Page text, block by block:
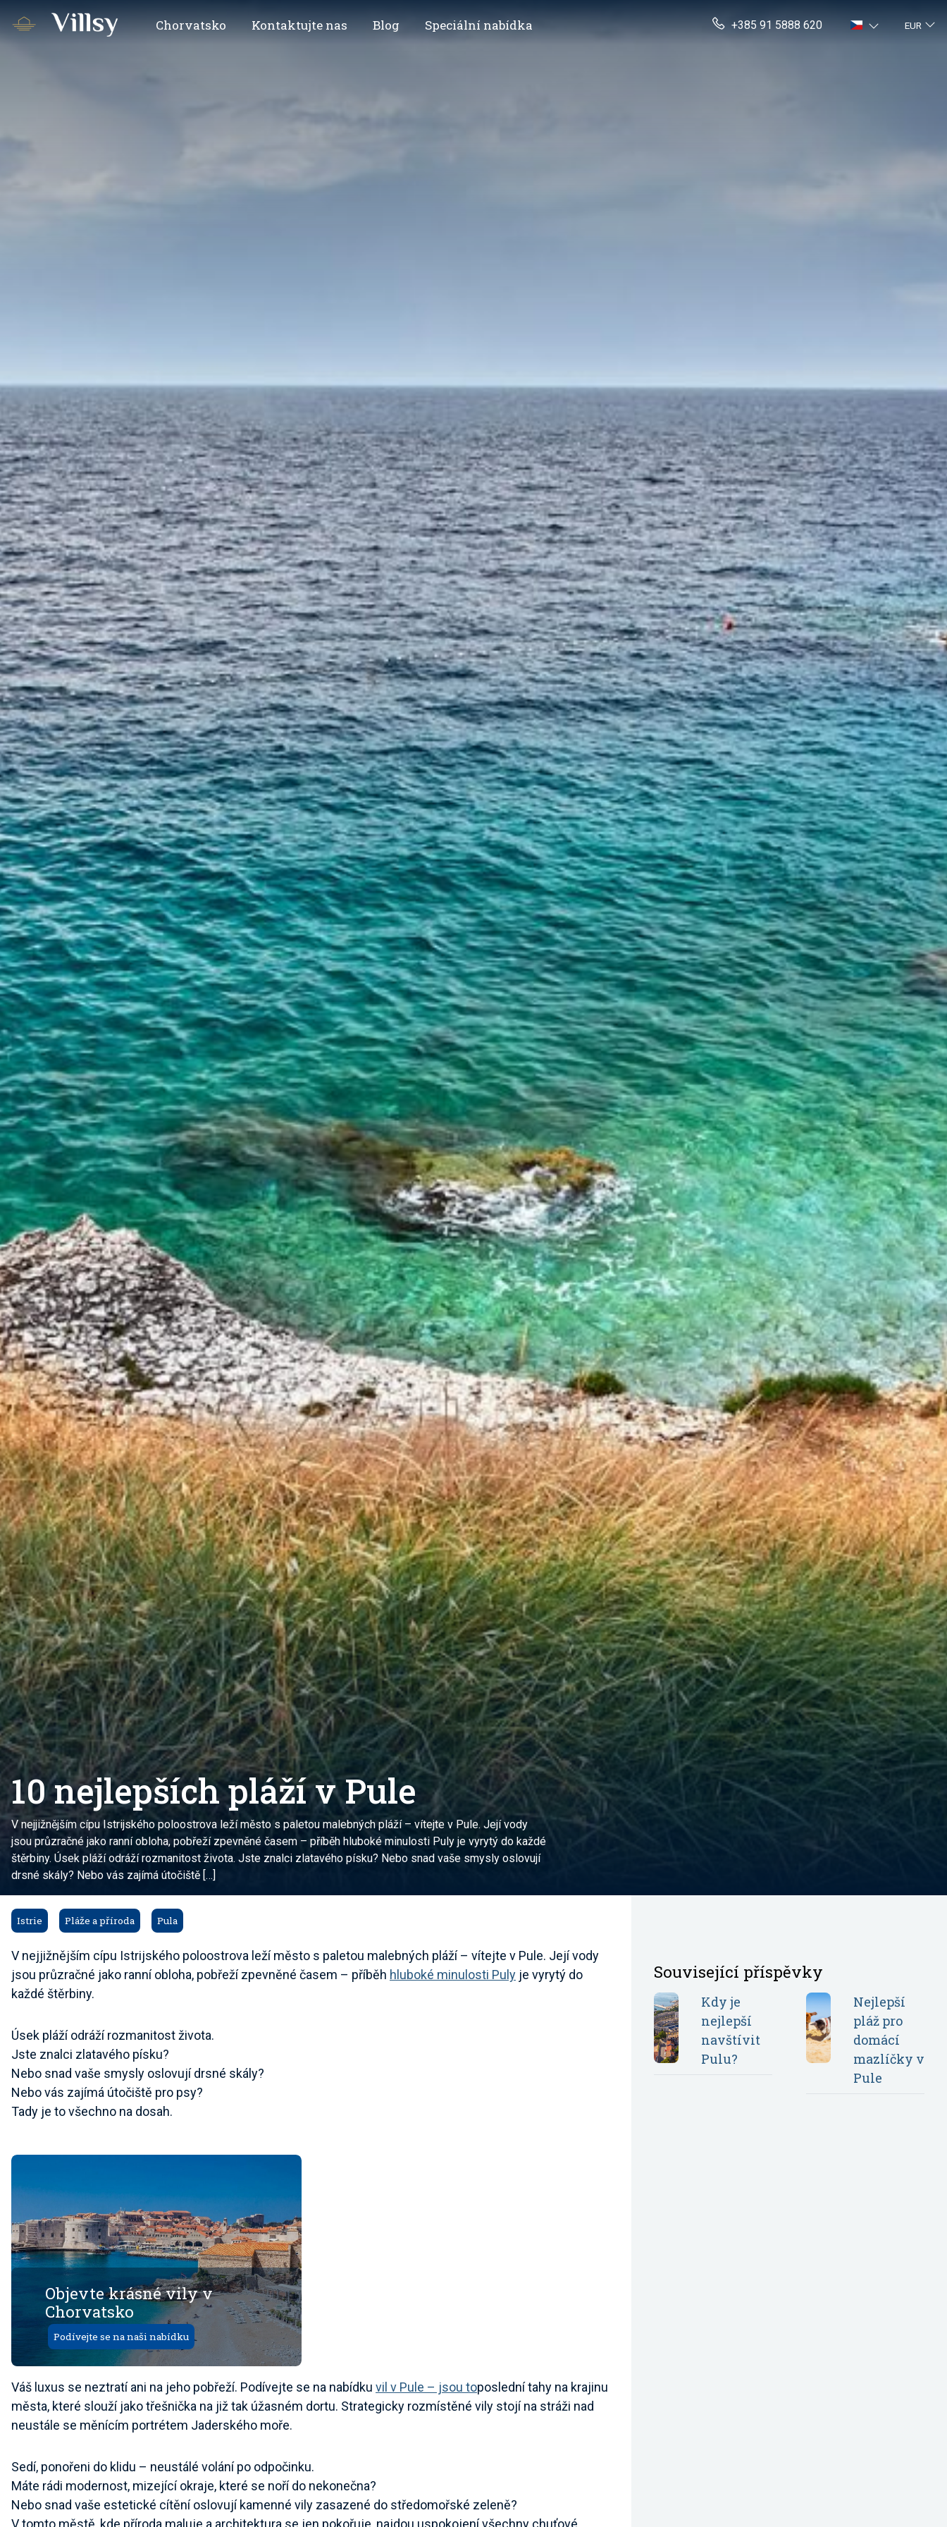
Chorvatsko Kontaktujte nas Blog Speciální nabídka +385 91 5888 620 EUR
10 nejlepších pláží v Pule
V nejjižnějším cípu Istrijského poloostrova leží město s paletou malebných pláží – vítejte v Pule. Její vody
jsou průzračné jako ranní obloha, pobřeží zpevněné časem – příběh hluboké minulosti Puly je vyrytý do každé
štěrbiny. Úsek pláží odráží rozmanitost života. Jste znalci zlatavého písku? Nebo snad vaše smysly oslovují
drsné skály? Nebo vás zajímá útočiště […]
Istrie Pláže a příroda Pula
V nejjižnějším cípu Istrijského poloostrova leží město s paletou malebných pláží – vítejte v Pule. Její vody
jsou průzračné jako ranní obloha, pobřeží zpevněné časem – příběh hluboké minulosti Puly je vyrytý do
každé štěrbiny.
Úsek pláží odráží rozmanitost života.
Jste znalci zlatavého písku?
Nebo snad vaše smysly oslovují drsné skály?
Nebo vás zajímá útočiště pro psy?
Tady je to všechno na dosah.
Objevte krásné vily v
Chorvatsko
Podívejte se na naši nabídku
Váš luxus se neztratí ani na jeho pobřeží. Podívejte se na nabídku vil v Pule – jsou toposlední tahy na krajinu
města, které slouží jako třešnička na již tak úžasném dortu. Strategicky rozmístěné vily stojí na stráži nad
neustále se měnícím portrétem Jaderského moře.
Sedí, ponořeni do klidu – neustálé volání po odpočinku.
Máte rádi modernost, mizející okraje, které se noří do nekonečna?
Nebo snad vaše estetické cítění oslovují kamenné vily zasazené do středomořské zeleně?
V tomto městě, kde příroda maluje a architektura se jen pokořuje, najdou uspokojení všechny chuťové
Související příspěvky
Kdy je
nejlepší
navštívit
Pulu?
Nejlepší
pláž pro
domácí
mazlíčky v
Pule